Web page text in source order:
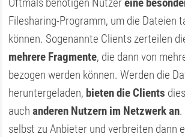
Oftmals benötigen Nutzereine
Filesharing-Programm, um die Dateien
können. Sogenannte Clients zerteilen
mehrere Fragmente, die dann von
bezogen werden können. Werden die
heruntergeladen, bieten die Clients
auchanderen Nutzern im Netzwerk an.
selbst zu Anbieter und verbreiten dann